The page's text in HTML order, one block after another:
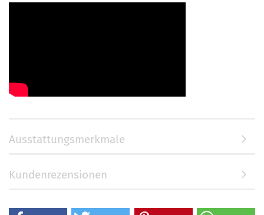
Ausstattungsmerkmale
Kundenrezensionen